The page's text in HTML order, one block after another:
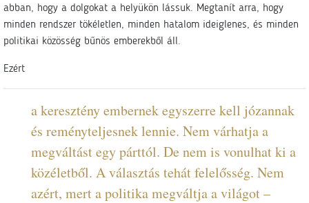
abban, hogy a dolgokat a helyükön lássuk. Megtanít arra, hogy
minden rendszer tökéletlen, minden hatalom ideiglenes, és minden
politikai közösség bűnös emberekből áll.
Ezért
a keresztény embernek egyszerre kell józannak
és reményteljesnek lennie. Nem várhatja a
megváltást egy párttól. De nem is vonulhat ki a
közéletből. A választás tehát felelősség. Nem
azért, mert a politika megváltja a világot –